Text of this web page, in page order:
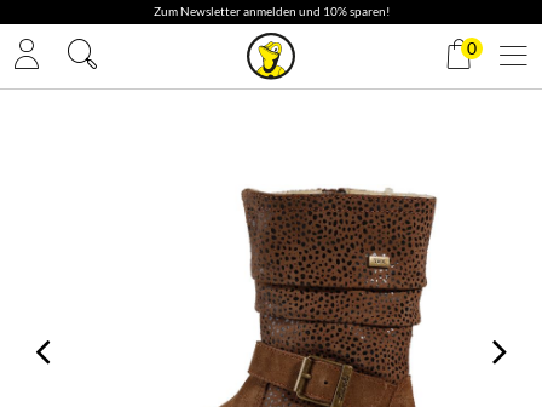
✓ Gratis Versand
0